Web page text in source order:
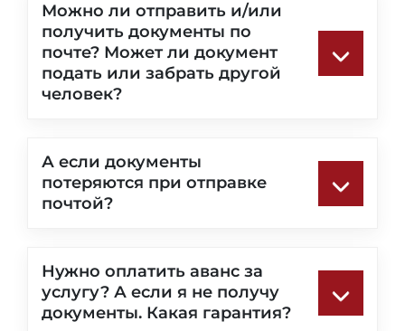
Можно ли отправить и/или
получить документы по
почте? Может ли документ
подать или забрать другой
человек?
А если документы
потеряются при отправке
почтой?
Нужно оплатить аванс за
услугу? А если я не получу
документы. Какая гарантия?